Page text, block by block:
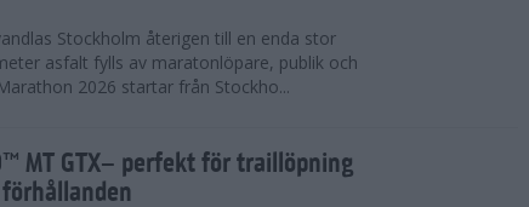
Stockholm återigen till en enda stor
asfalt fylls av maratonlöpare, publik och
2026 startar från Stockho...
MT GTX– perfekt för traillöpning